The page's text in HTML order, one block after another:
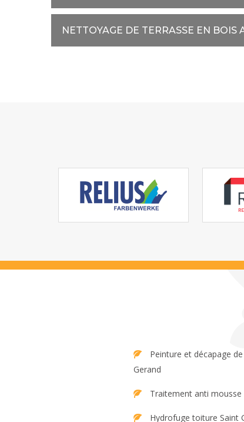
NETTOYAGE DE TERRASSE EN BOIS
Gerand
Traitement anti mousse
Hydrofuge toiture Saint